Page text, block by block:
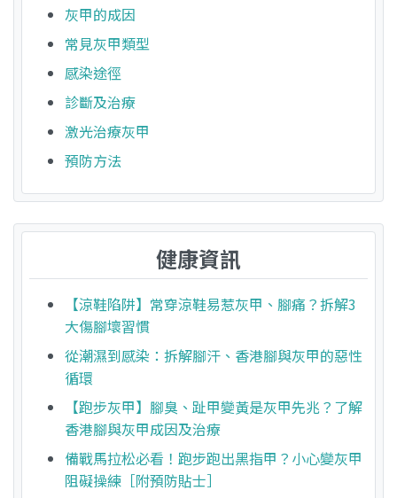
灰甲的成因
常見灰甲類型
感染途徑
診斷及治療
激光治療灰甲
預防方法
健康資訊
【涼鞋陷阱】常穿涼鞋易惹灰甲、腳痛？拆解3
大傷腳壞習慣
從潮濕到感染：拆解腳汗、香港腳與灰甲的惡性
循環
【跑步灰甲】腳臭、趾甲變黃是灰甲先兆？了解
香港腳與灰甲成因及治療
備戰馬拉松必看！跑步跑出黑指甲？小心變灰甲
阻礙操練［附預防貼士］